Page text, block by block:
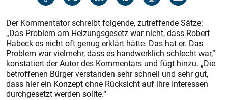
Der Kommentator schreibt folgende, zutreffende Sätze:
„Das Problem am Heizungsgesetz war nicht, dass Robert
Habeck es nicht oft genug erklärt hätte. Das hat er. Das
Problem war vielmehr, dass es handwerklich schlecht war,“
konstatiert der Autor des Kommentars und fügt hinzu. „Die
betroffenen Bürger verstanden sehr schnell und sehr gut,
dass hier ein Konzept ohne Rücksicht auf ihre Interessen
durchgesetzt werden sollte.“